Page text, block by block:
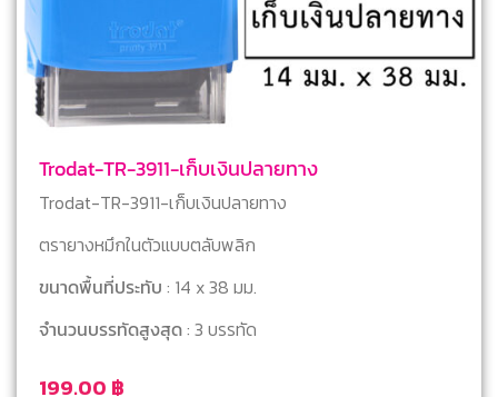
Trodat-TR-3911-เก็บเงินปลายทาง
199.00 ฿
Trodat-TR-3911-เก็บเงินปลายทาง
ตรายางหมึกในตัวแบบตลับพลิก
ขนาดพื้นที่ประทับ : 14 x 38 มม.
จำนวนบรรทัดสูงสุด: 3 บรรทัด